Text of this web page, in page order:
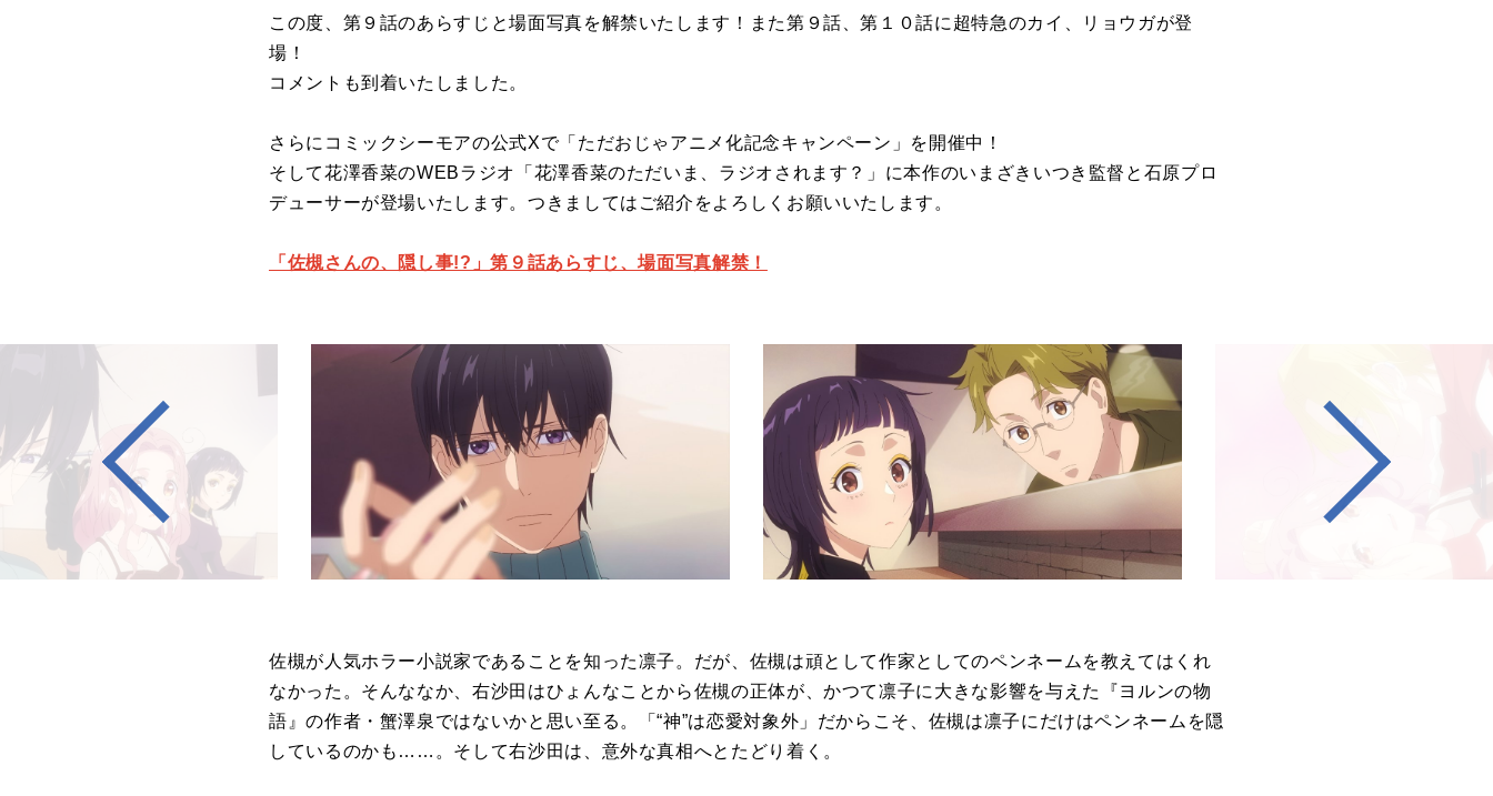
この度、第９話のあらすじと場面写真を解禁いたします！また第９話、第１０話に超特急のカイ、リョウガが登
場！
コメントも到着いたしました。
さらにコミックシーモアの公式Xで「ただおじゃアニメ化記念キャンペーン」を開催中！
そして花澤香菜のWEBラジオ「花澤香菜のただいま、ラジオされます？」に本作のいまざきいつき監督と石原プロ
デューサーが登場いたします。つきましてはご紹介をよろしくお願いいたします。
「佐槻さんの、隠し事!?」第９話あらすじ、場面写真解禁！
佐槻が人気ホラー小説家であることを知った凛子。だが、佐槻は頑として作家としてのペンネームを教えてはくれ
なかった。そんななか、右沙田はひょんなことから佐槻の正体が、かつて凛子に大きな影響を与えた『ヨルンの物
語』の作者・蟹澤泉ではないかと思い至る。「“神”は恋愛対象外」だからこそ、佐槻は凛子にだけはペンネームを隠
しているのかも……。そして右沙田は、意外な真相へとたどり着く。